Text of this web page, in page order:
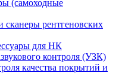
(самоходные
рентгеновских
для НК
контроля (УЗК)
качества покрытий и